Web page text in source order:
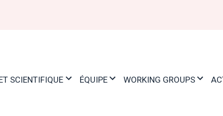
SCIENTIFIQUE ÉQUIPE WORKING GROUPS